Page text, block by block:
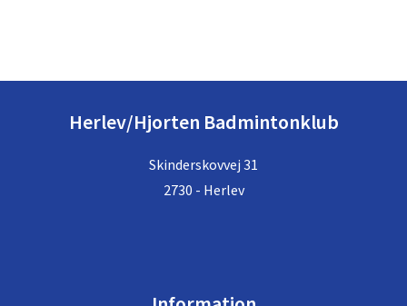
Herlev/Hjorten Badmintonklub
Skinderskovvej 31
2730 - Herlev